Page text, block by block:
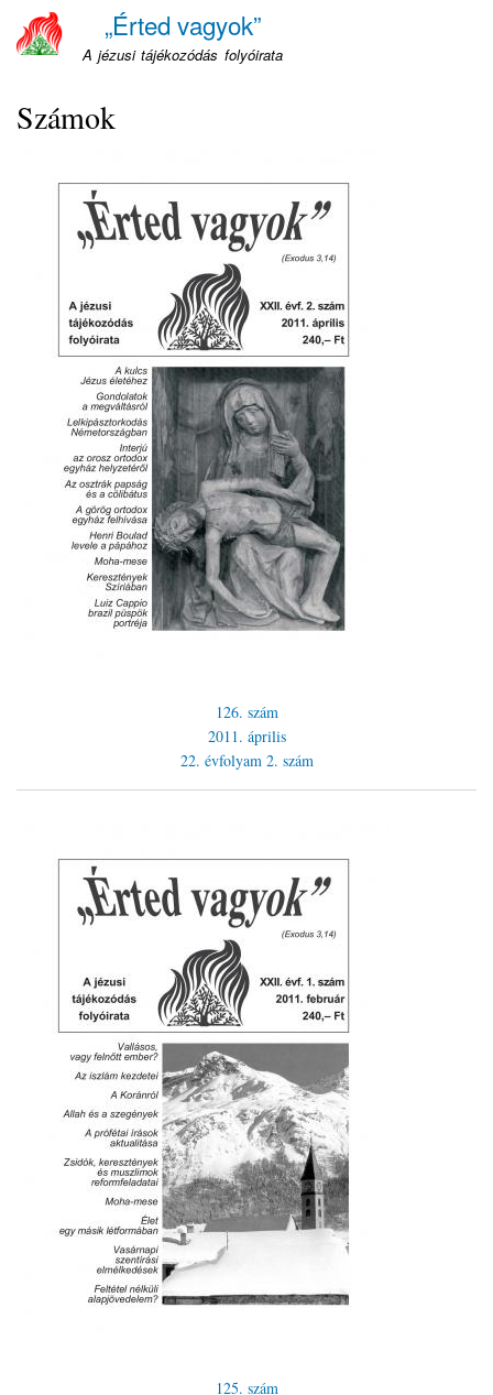
Ugrás
a
tartalomra
„Érted vagyok”
A jézusi tájékozódás folyóirata
Számok
126. szám
2011. április
22. évfolyam 2. szám
125. szám